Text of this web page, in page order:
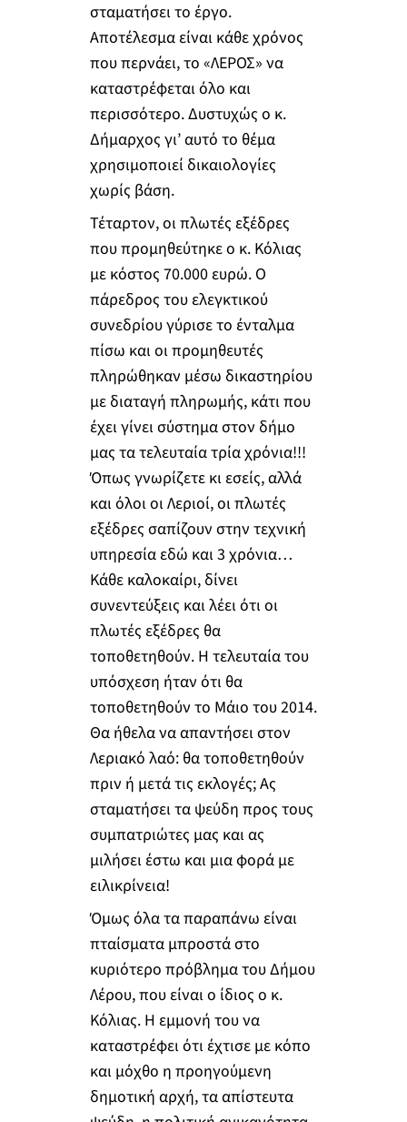
σταματήσει το έργο.
Αποτέλεσμα είναι κάθε χρόνος
που περνάει, το «ΛΕΡΟΣ» να
καταστρέφεται όλο και
περισσότερο. Δυστυχώς ο κ.
Δήμαρχος γι’ αυτό το θέμα
χρησιμοποιεί δικαιολογίες
χωρίς βάση.
Τέταρτον, οι πλωτές εξέδρες
που προμηθεύτηκε ο κ. Κόλιας
με κόστος 70.000 ευρώ. Ο
πάρεδρος του ελεγκτικού
συνεδρίου γύρισε το ένταλμα
πίσω και οι προμηθευτές
πληρώθηκαν μέσω δικαστηρίου
με διαταγή πληρωμής, κάτι που
έχει γίνει σύστημα στον δήμο
μας τα τελευταία τρία χρόνια!!!
Όπως γνωρίζετε κι εσείς, αλλά
και όλοι οι Λεριοί, οι πλωτές
εξέδρες σαπίζουν στην τεχνική
υπηρεσία εδώ και 3 χρόνια…
Κάθε καλοκαίρι, δίνει
συνεντεύξεις και λέει ότι οι
πλωτές εξέδρες θα
τοποθετηθούν. Η τελευταία του
υπόσχεση ήταν ότι θα
τοποθετηθούν το Μάιο του 2014.
Θα ήθελα να απαντήσει στον
Λεριακό λαό: θα τοποθετηθούν
πριν ή μετά τις εκλογές; Ας
σταματήσει τα ψεύδη προς τους
συμπατριώτες μας και ας
μιλήσει έστω και μια φορά με
ειλικρίνεια!
Όμως όλα τα παραπάνω είναι
πταίσματα μπροστά στο
κυριότερο πρόβλημα του Δήμου
Λέρου, που είναι ο ίδιος ο κ.
Κόλιας. Η εμμονή του να
καταστρέφει ότι έχτισε με κόπο
και μόχθο η προηγούμενη
δημοτική αρχή, τα απίστευτα